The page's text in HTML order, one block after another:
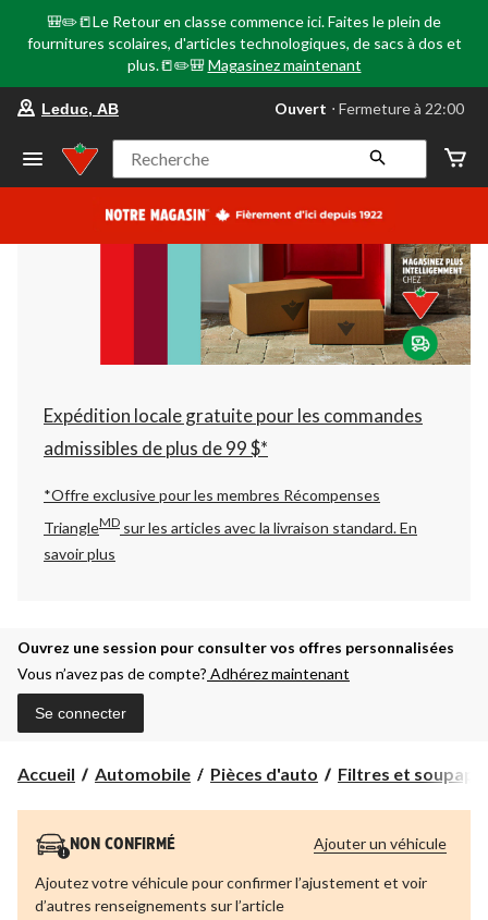
🎒✏️📒Le Retour en classe commence ici. Faites le plein de
fournitures scolaires, d'articles technologiques, de sacs à dos et
plus.📒✏️🎒 Magasinez maintenant
votre
préféré
Leduc,
AB,
courament
Fermeture
à
22:00
cliquer
pour
changer
Leduc, AB Ouvert ⋅ Fermeture à 22:00
Recherche
Expédition locale gratuite pour les commandes
admissibles de plus de 99 $*
*Offre exclusive pour les membres Récompenses
TriangleMD sur les articles avec la livraison standard.En
savoir plus
Ouvrez une session pour consulter vos offres personnalisées
Vous n’avez pas de compte? Adhérez maintenant
Se connecter
Accueil Automobile Pièces d'auto Filtres et
NON CONFIRMÉ
Ajoutez votre véhicule pour confirmer l’ajustement et voir
d’autres renseignements sur l’article
Ajouter un véhicule